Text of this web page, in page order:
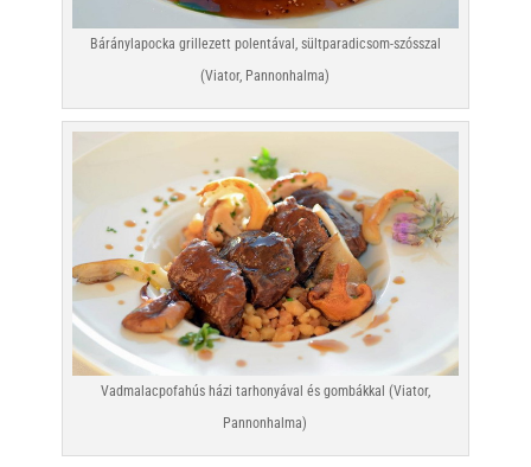
Báránylapocka grillezett polentával, sültparadicsom-szósszal
(Viator, Pannonhalma)
Vadmalacpofahús házi tarhonyával és gombákkal (Viator,
Pannonhalma)